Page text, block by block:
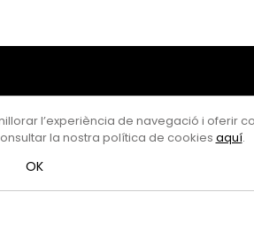
l’experiència de navegació i oferir
la nostra política de cookies aquí.
OK